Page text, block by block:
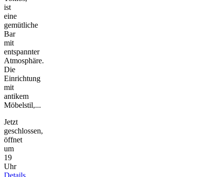
ist
eine
gemütliche
Bar
mit
entspannter
Atmosphäre.
Die
Einrichtung
mit
antikem
Möbelstil,...
Jetzt
geschlossen,
öffnet
um
19
Uhr
Details